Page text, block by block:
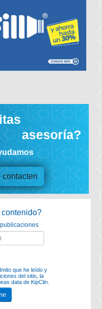
asesoría?
contenido?
que he leído y
del sitio, la
data de KipClin.